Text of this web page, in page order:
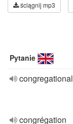
ściągnij mp3
Pytanie
congregational
congrégation